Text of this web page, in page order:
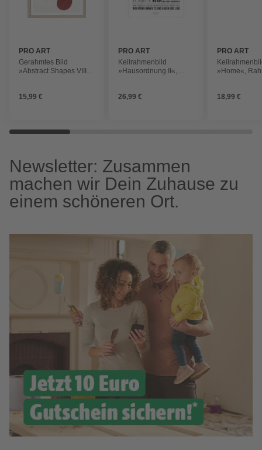
PRO ART
Gerahmtes Bild
»Abstract Shapes VIII«,
15,99 €
PRO ART
Keilrahmenbild
»Hausordnung II«,
26,99 €
PRO ART
»Home«,
18,99 €
Newsletter: Zusammen
machen wir Dein Zuhause zu
einem schöneren Ort.